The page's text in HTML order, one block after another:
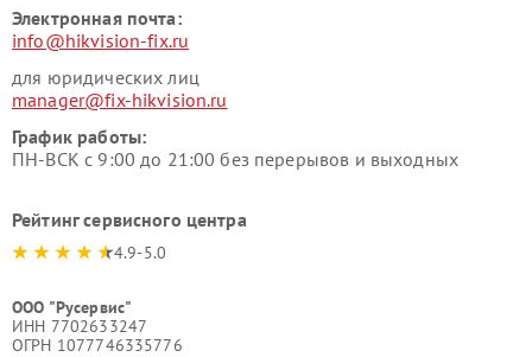
Электронная почта:
info@hikvision-fix.ru
для юридических лиц
manager@fix-hikvision.ru
График работы:
ПН-ВСК с 9:00 до 21:00 без перерывов и выходных
Рейтинг сервисного центра
4.9-5.0
ООО "Русервис"
ИНН 7702633247
ОГРН 1077746335776